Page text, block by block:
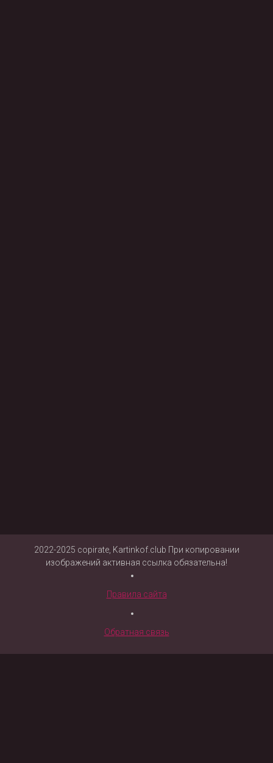
2022-2025 copirate, Kartinkof.club При копировании
изображений активная ссылка обязательна!
Правила сайта
Обратная связь